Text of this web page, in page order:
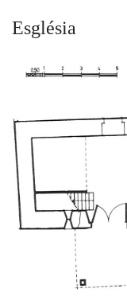
Església